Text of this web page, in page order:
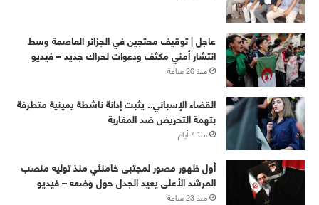
عاجل | توقيف محتجين في الجزائر العاصمة وسط
انتشار أمني مكثف ودعوات لحراك جديد – فيديو
منذ 20 ساعة
القضاء الإسباني.. يثبت إدانة ناشطة يمينية متطرفة
بتهمة التحريض ضد المغاربة
منذ 7 أيام
أول ظهور مصور لمجتبى خامنئي منذ توليه منصب
المرشد الأعلى يعيد الجدل حول وضعه – فيديو
منذ 23 ساعة